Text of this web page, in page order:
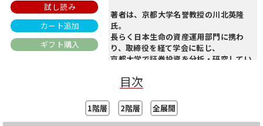
試し読み
カート追加
ギフト購入
著者は、京都大学名誉教授の川北英隆
氏。
長らく日本生命の資産運用部門に携わ
り、取締役を経て学会に転じ、
京都大学で証券投資を分析・研究してい
実践と理論を知る著者による株式投資の
「個別株」の長期保有のメリットと基礎
目次
1階層 2階層 全展開